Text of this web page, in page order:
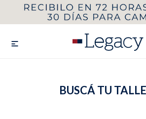

BUSCÁ TU TALLE